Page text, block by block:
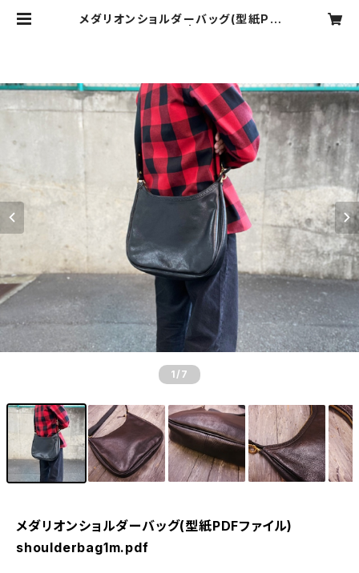
メダリオンショルダーバッグ(型紙PD
1 /7
メダリオンショルダーバッグ(型紙PDFファイル)
shoulderbag1m.pdf